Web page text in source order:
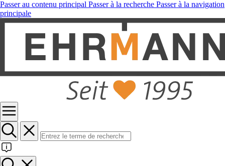
Passer au contenu principal Passer à la recherche Passer à la navigation
principale